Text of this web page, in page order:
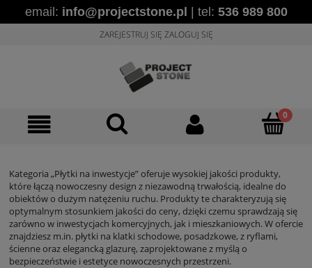
email: info@projectstone.pl | tel: 536 989 800
ZAREJESTRUJ SIĘ ZALOGUJ SIĘ
Kategoria „Płytki na inwestycje” oferuje wysokiej jakości produkty,
które łączą nowoczesny design z niezawodną trwałością, idealne do
obiektów o dużym natężeniu ruchu. Produkty te charakteryzują się
optymalnym stosunkiem jakości do ceny, dzięki czemu sprawdzają się
zarówno w inwestycjach komercyjnych, jak i mieszkaniowych. W ofercie
znajdziesz m.in. płytki na klatki schodowe, posadzkowe, z ryflami,
ścienne oraz elegancką glazurę, zaprojektowane z myślą o
bezpieczeństwie i estetyce nowoczesnych przestrzeni.